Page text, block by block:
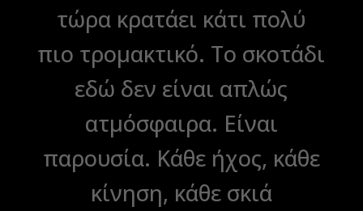
τώρα κρατάει κάτι πολύ
πιο τρομακτικό. Το σκοτάδι
εδώ δεν είναι απλώς
ατμόσφαιρα. Είναι
παρουσία. Κάθε ήχος, κάθε
κίνηση, κάθε σκιά